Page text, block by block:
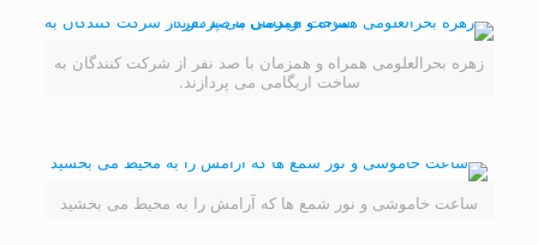
زهره بحرالعلومی همراه و همزمان با صد نفر از شرکت کنندگان به
ساخت اریگامی می پردازند.
ساعت خاموشی و نور شمع ها که آرامش را به محیط می بخشید